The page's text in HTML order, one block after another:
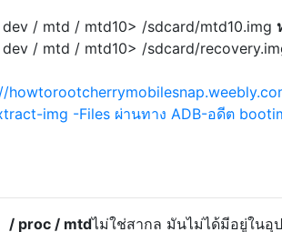
/ mtd / mtd10> /sdcard/mtd10.img
/ mtd / mtd10> /sdcard/
img -Files ผ่านทาง ADB-อดีต
/ proc / mtdไม่ใช่สากล มันไม่ได้มีอยู่ใน